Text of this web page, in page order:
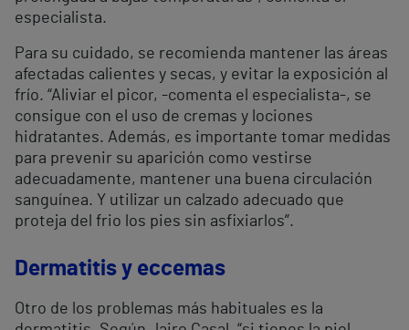
especialista.
Para su cuidado, se recomienda mantener las áreas
afectadas calientes y secas, y evitar la exposición al
frío. “Aliviar el picor, -comenta el especialista-, se
consigue con el uso de cremas y lociones
hidratantes. Además, es importante tomar medidas
para prevenir su aparición como vestirse
adecuadamente, mantener una buena circulación
sanguínea. Y utilizar un calzado adecuado que
proteja del frio los pies sin asfixiarlos”.
Dermatitis y eccemas
Otro de los problemas más habituales es la